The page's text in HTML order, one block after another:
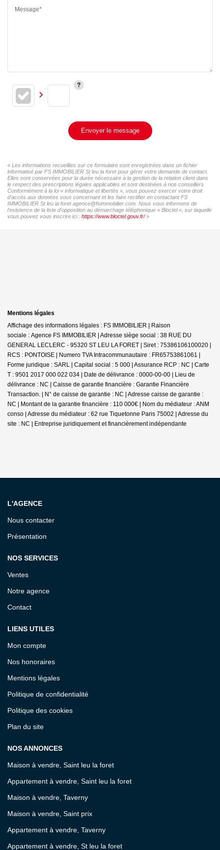
Message*
Envoyer le message
« Les informations recueillies sur ce formulaire sont enregistrées dans un fichier
informatisé par FS IMMOBILIER St leu la foret pour gérer votre demande de contact.
Elles sont conservées pour la durée nécessaire à la gestion de la relation client dans
le respect des prescriptions légales applicables et sont destinées à nos conseillers
Conformément à la loi « informatique et libertés », vous pouvez exercer votre droit
d'accès aux données vous concernant et les faire rectifier en contactant FS
IMMOBILIER St leu la foret agence@fsimmobilier.com. Nous vous informons de
l'existence de la liste d'opposition au démarchage téléphonique « Bloctel », sur laquelle
vous pouvez vous inscrire ici : https://www.bloctel.gouv.fr/»
Mentions légales
Affichage des informations légales : FS IMMOBILIER | Raison
sociale : Agence FS IMMOBILIER | Adresse siège social : 38 RUE DU
GENERAL LECLERC - 95320 ST LEU LA FORET | Siret : 75386106100020 |
RCS : PONTOISE | Numero TVA Intracommunautaire : FR65753861061 |
Forme juridique : SARL | Capital social : 5 000 | Assurance RCP : NC | Carte
T : 9501 2017 000 022 034 | Date de délivrance : 0000-00-00 | Lieu de
délivrance : NC | Caisse de garantie financière : Garantie Financière
Transaction. | N° de caisse de garantie : NC | Adresse caisse de garantie :
NC | Montant de la garantie financière : 110 000€ | Nom du médiateur : ANM
conso | Adresse du médiateur : 62 rue Tiquetonne Paris 75002 | Adresse du
site : NC | Entreprise juridiquement et financièrement indépendante
L'AGENCE
Nous contacter
Présentation
NOS SERVICES
Ventes
Notre agence
Contact
LIENS UTILES
Mon compte
Nos honoraires
Mentions légales
Politique de confidentialité
Politique des cookies
Plan du site
NOS ANNONCES
Maison à vendre, Saint leu la foret
Appartement à vendre, Saint leu la foret
Maison à vendre, Taverny
Maison à vendre, Saint prix
Appartement à vendre, Taverny
Appartement à vendre, St leu la foret